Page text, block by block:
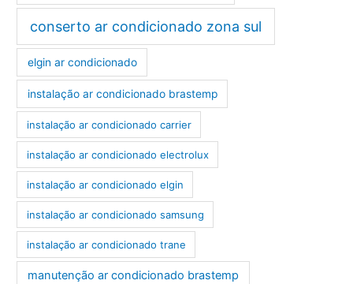
conserto ar condicionado zona sul
elgin ar condicionado
instalação ar condicionado brastemp
instalação ar condicionado carrier
instalação ar condicionado electrolux
instalação ar condicionado elgin
instalação ar condicionado samsung
instalação ar condicionado trane
manutenção ar condicionado brastemp